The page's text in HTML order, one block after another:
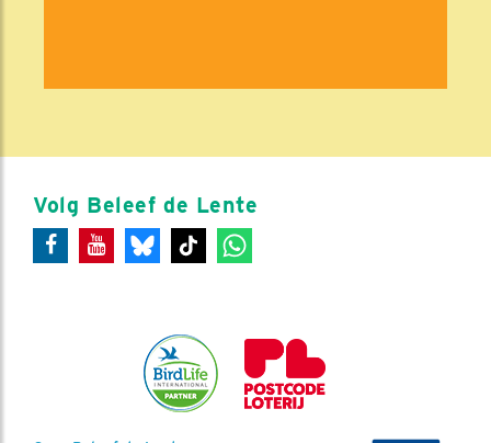
Volg Beleef de Lente